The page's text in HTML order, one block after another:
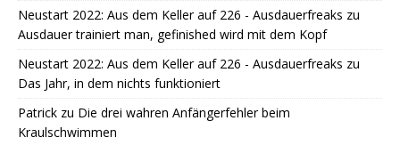
Neustart 2022: Aus dem Keller auf 226 - Ausdauerfreaks zu
Ausdauer trainiert man, gefinished wird mit dem Kopf
Neustart 2022: Aus dem Keller auf 226 - Ausdauerfreaks zu
Das Jahr, in dem nichts funktioniert
Patrick zu Die drei wahren Anfängerfehler beim
Kraulschwimmen